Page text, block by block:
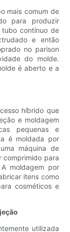
mais comum de
para produzir
contínuo de
e então
no parison
do molde.
é aberto e a
híbrido que
e moldagem
pequenas e
é moldada por
máquina de
comprimido para
moldagem por
itens como
cosméticos e
utilizada